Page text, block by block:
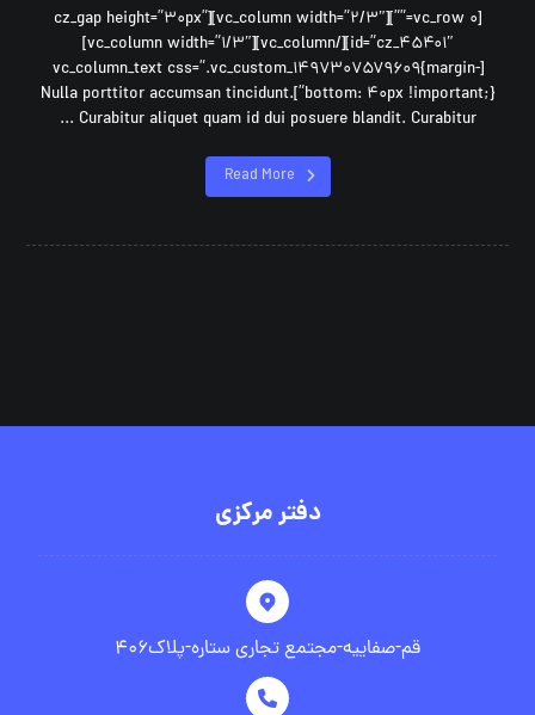
[vc_row ۰=””][vc_column width=”۲/۳″][cz_gap height=”۳۰px”
id=”cz_۴۵۴۰۱″][/vc_column][vc_column width=”۱/۳″]
[vc_column_text css=”.vc_custom_۱۴۹۷۳۰۷۵۷۹۶۰۹{margin-
bottom: ۴۰px !important;}”]Nulla porttitor accumsan tincidunt.
Curabitur aliquet quam id dui posuere blandit. Curabitur ...
Read More
دفتر مرکزی
قم-صفاییه-مجتمع تجاری ستاره-پلاک۴۰۶